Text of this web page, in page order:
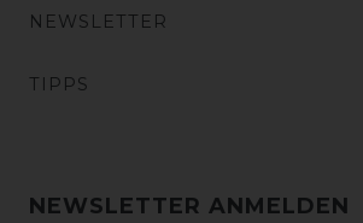
NEWSLETTER
TIPPS
NEWSLETTER ANMELDEN